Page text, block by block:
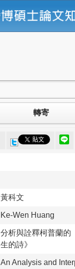
轉寄
黃科文
Ke-Wen Huang
分析與詮釋柯普蘭的
生的詩》
An Analysis and